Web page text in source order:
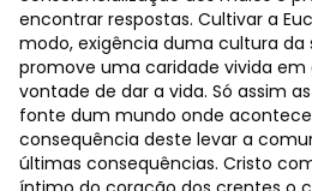
encontrar respostas. Cultivar a
modo, exigência duma cultura da
promove uma caridade vivida em
vontade de dar a vida. Só assim
fonte dum mundo onde
consequência deste levar a
últimas consequências. Cristo